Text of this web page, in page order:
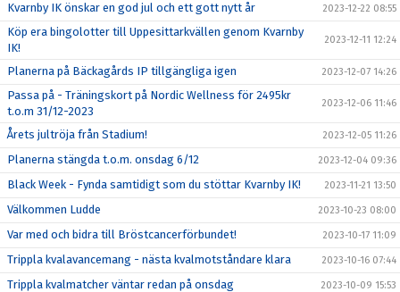
Kvarnby IK önskar en god jul och ett gott nytt år 2023-12-22 08:55
Köp era bingolotter till Uppesittarkvällen genom Kvarnby
IK!
2023-12-11 12:24
Planerna på Bäckagårds IP tillgängliga igen 2023-12-07 14:26
Passa på - Träningskort på Nordic Wellness för 2495kr
t.o.m 31/12-2023
2023-12-06 11:46
Årets jultröja från Stadium! 2023-12-05 11:26
Planerna stängda t.o.m. onsdag 6/12 2023-12-04 09:36
Black Week - Fynda samtidigt som du stöttar Kvarnby IK! 2023-11-21 13:50
Välkommen Ludde 2023-10-23 08:00
Var med och bidra till Bröstcancerförbundet! 2023-10-17 11:09
Trippla kvalavancemang - nästa kvalmotståndare klara 2023-10-16 07:44
Trippla kvalmatcher väntar redan på onsdag 2023-10-09 15:53